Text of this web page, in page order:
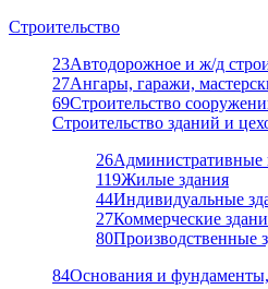
Строительство
23Автодорожное и ж/д
27Ангары, гаражи,
69Строительство
Строительство зданий и
26Административные
119Жилые здания
44Индивидуальные
27Коммерческие
80Производственные
84Основания и